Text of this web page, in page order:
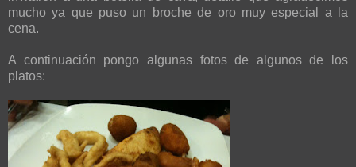
mucho ya que puso un broche de oro muy especial a la
cena.
A continuación pongo algunas fotos de algunos de los
platos: